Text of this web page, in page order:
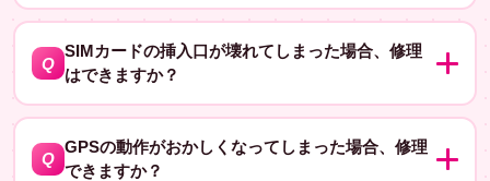
理前にお見積もりを出します。
A はい、原因を調べて修理可能かどうかを確認します。起
動しなくなった原因としては、内部基盤の故障やソフト
ウェアの問題などが考えられます。修理にかかる時間と
費用は原因によって異なりますが、おおよそ数万円程度
Q
SIMカードの挿入口が壊れてしまった場合、修理
はできますか？
A はい、SIMカードスロットの交換などが必要になる場合
があります。修理にかかる時間と費用は機種によって異
なりますが、おおよそ数千円から数万円程度かかる場合
Q
GPSの動作がおかしくなってしまった場合、修理
できますか？